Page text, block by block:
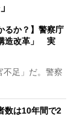
るか？】警察庁
造改革」 実
足」だ。警察
数は10年間で2